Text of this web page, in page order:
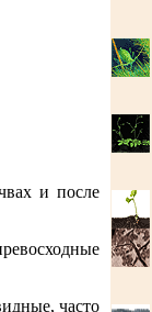
и после
часто